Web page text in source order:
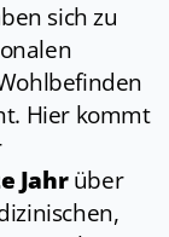
sich zu
Hier kommt
Jahrüber